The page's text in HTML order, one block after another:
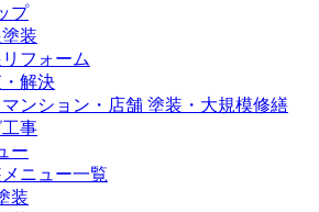
プ
装
フォーム
解決
ンション・店舗 塗装・大規模修繕
事
ー
ニュー一覧
装